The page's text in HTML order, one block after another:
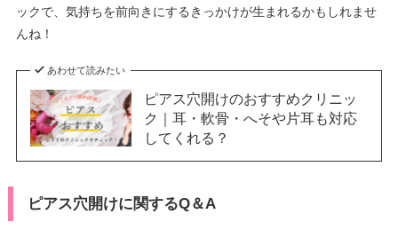
ックで、気持ちを前向きにするきっかけが生まれるかもしれませ
んね！
あわせて読みたい
ピアス穴開けのおすすめクリニッ
ク｜耳・軟骨・へそや片耳も対応
してくれる？
ピアス穴開けに関するQ＆A